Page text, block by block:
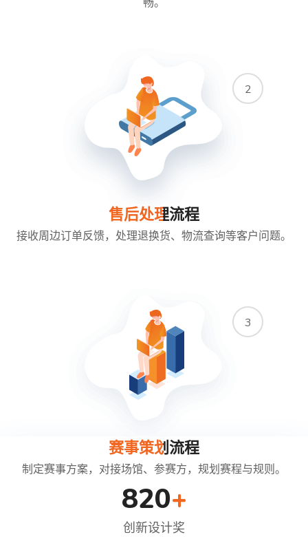
2
售后处理流程
接收周边订单反馈，处理退换货、物流查询等客户问题。
3
赛事策划流程
制定赛事方案，对接场馆、参赛方，规划赛程与规则。
820+
创新设计奖